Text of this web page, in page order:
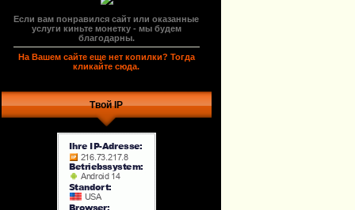
Если вам понравился сайт или оказанные
услуги киньте монетку - мы будем
благодарны.
На Вашем сайте еще нет копилки? Тогда
кликайте сюда.
Твой IP